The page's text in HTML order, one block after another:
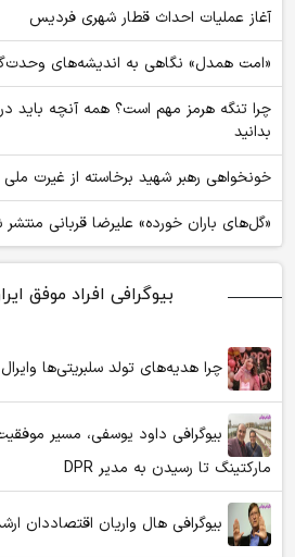
آغاز عملیات احداث قطار شهری فردیس
«امت همدل» نگاهی به اندیشه‌های
چرا تنگه هرمز مهم است؟ همه آنچه باید
بدانید
خونخواهی رهبر شهید برخاسته از غیرت
«گل‌های باران خورده» علیرضا قربانی
بیوگرافی افراد موفق
چرا هدیه‌های تولد سلبریتی‌ها
بیوگرافی داود یوسفی، مسیر
مارکتینگ تا رسیدن به مدیر DPR
بیوگرافی هال واریان اقتصاددان